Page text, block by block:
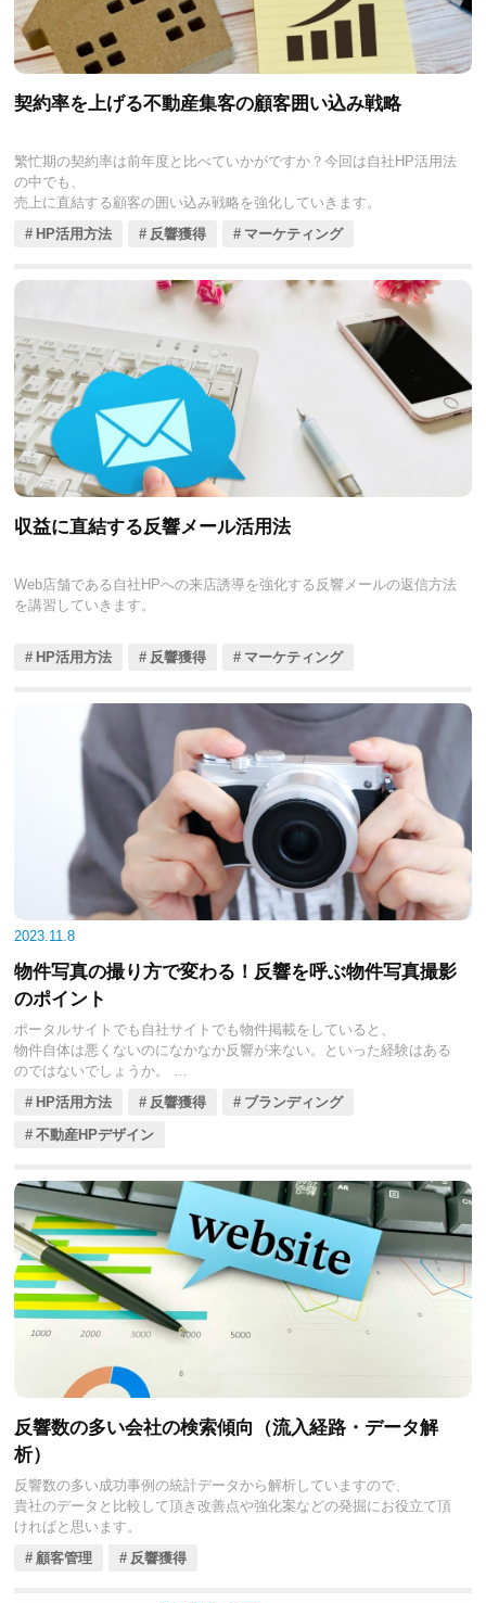
契約率を上げる不動産集客の顧客囲い込み戦略
繁忙期の契約率は前年度と比べていかがですか？今回は自社HP活用法
の中でも、
売上に直結する顧客の囲い込み戦略を強化していきます。
HP活用方法
反響獲得 マーケティング
収益に直結する反響メール活用法
Web店舗である自社HPへの来店誘導を強化する反響メールの返信方法
を講習していきます。
HP活用方法 反響獲得 マーケティング
2023.11.8
物件写真の撮り方で変わる！反響を呼ぶ物件写真撮影
のポイント
ポータルサイトでも自社サイトでも物件掲載をしていると、
物件自体は悪くないのになかなか反響が来ない。といった経験はある
のではないでしょうか。
ポータルサイトでは同じ物件を掲載していても会社によって反響が偏
る事もあります。
もちろんオプション等で露出が増えているなどの理由もあるかもしれ
反響に至り辛いのが現状です。
そこで今回は反響を呼ぶための物件写真の撮影で押さえておくべき撮
影のコツやポイントをご紹介します。
HP活用方法 反響獲得
ブランディング
不動産HPデザイン
反響数の多い会社の検索傾向（流入経路・データ解
析）
反響数の多い成功事例の統計データから解析していますので、
貴社のデータと比較して頂き改善点や強化案などの発掘にお役立て頂
ければと思います。
顧客管理
反響獲得